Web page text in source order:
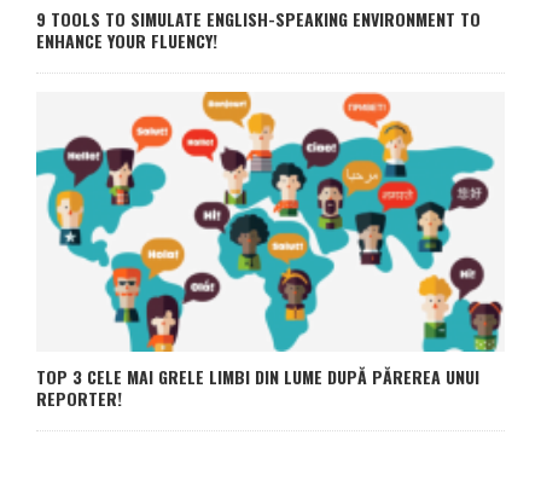
9 TOOLS TO SIMULATE ENGLISH-SPEAKING ENVIRONMENT TO
ENHANCE YOUR FLUENCY!
TOP 3 CELE MAI GRELE LIMBI DIN LUME DUPĂ PĂREREA UNUI
REPORTER!